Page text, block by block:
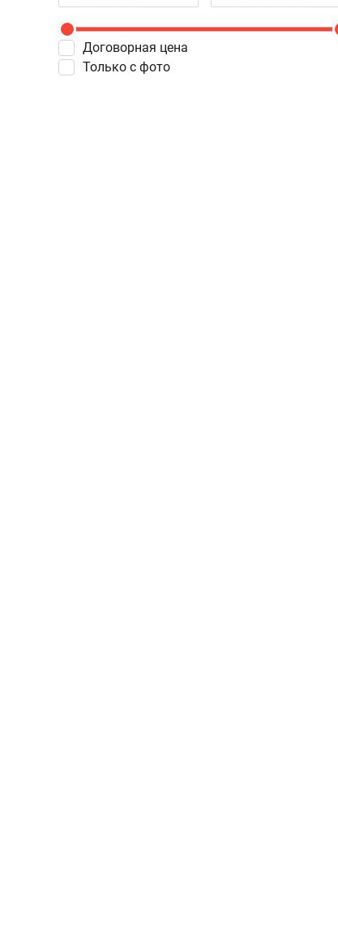
Договорная цена
Только с фото